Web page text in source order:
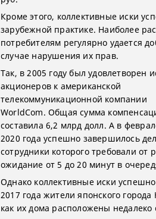
Кроме этого, коллективные иски
зарубежной практике. Наиболее
потребителям регулярно удается
случае нарушения их прав.
Так, в 2005 году был удовлетворен
акционеров к американской
телекоммуникационной компании
WorldCom. Общая сумма
составила 6,2 млрд долл. А в
2020 года успешно завершилось
сотрудники которого требовали от
ожидание от 5 до 20 минут в
Однако коллективные иски
2017 года жители японского
как их дома расположены